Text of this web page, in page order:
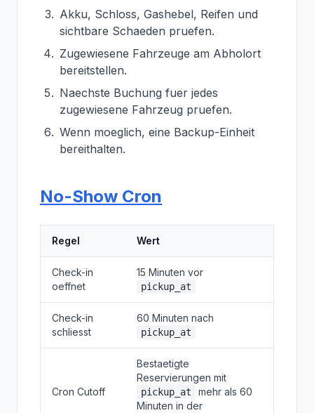
Akku, Schloss, Gashebel, Reifen und
sichtbare Schaeden pruefen.
Zugewiesene Fahrzeuge am Abholort
bereitstellen.
Naechste Buchung fuer jedes
zugewiesene Fahrzeug pruefen.
Wenn moeglich, eine Backup-Einheit
bereithalten.
No-Show Cron
Regel Wert
Check-in
oeffnet
15 Minuten vor
pickup_at
Check-in
schliesst
60 Minuten nach
pickup_at
Cron Cutoff
Bestaetigte
Reservierungen mit
pickup_at
mehr als 60
Minuten in der